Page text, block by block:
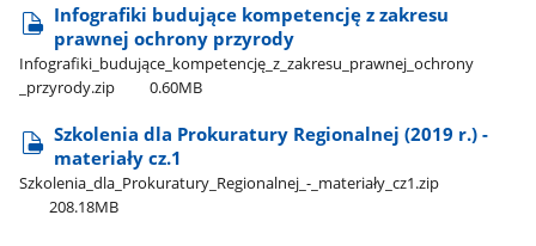
Infografiki budujące kompetencję z zakresu
prawnej ochrony przyrody
Infografiki​_budujące​_kompetencję​_z​_zakresu​_prawnej​_ochrony​
_przyrody.zip
0.60MB
Szkolenia dla Prokuratury Regionalnej (2019 r.) -
materiały cz.1
Szkolenia​_dla​_Prokuratury​_Regionalnej​_-​_materiały​_cz1.zip
208.18MB